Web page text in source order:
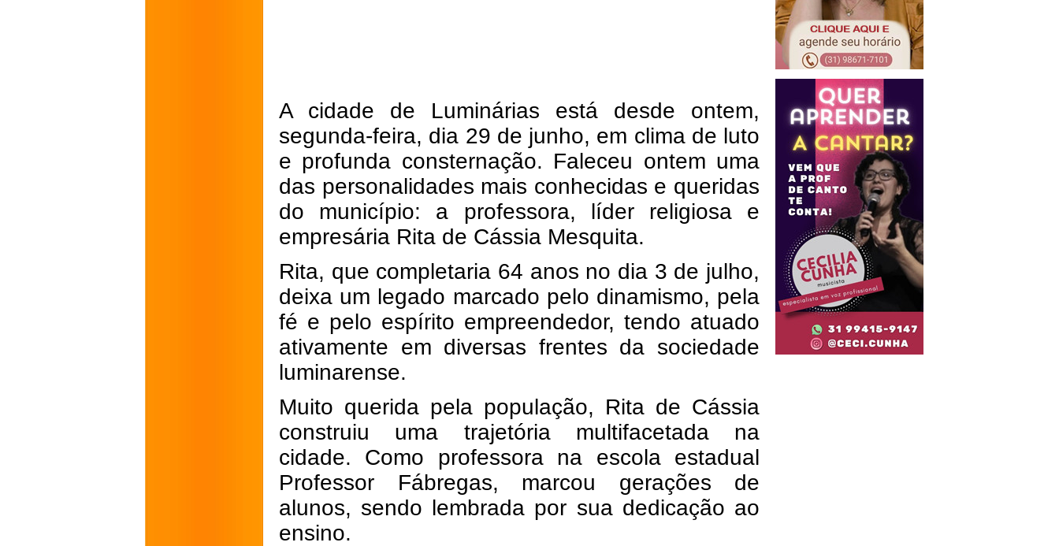
A cidade de Luminárias está desde ontem,
segunda-feira, dia 29 de junho, em clima de luto
e profunda consternação. Faleceu ontem uma
das personalidades mais conhecidas e queridas
do município: a professora, líder religiosa e
empresária Rita de Cássia Mesquita.
Rita, que completaria 64 anos no dia 3 de julho,
deixa um legado marcado pelo dinamismo, pela
fé e pelo espírito empreendedor, tendo atuado
ativamente em diversas frentes da sociedade
luminarense.
Muito querida pela população, Rita de Cássia
construiu uma trajetória multifacetada na
cidade. Como professora na escola estadual
Professor Fábregas, marcou gerações de
alunos, sendo lembrada por sua dedicação ao
ensino.